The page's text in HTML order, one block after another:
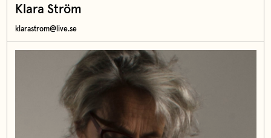
Klara Ström
klarastrom@live.se